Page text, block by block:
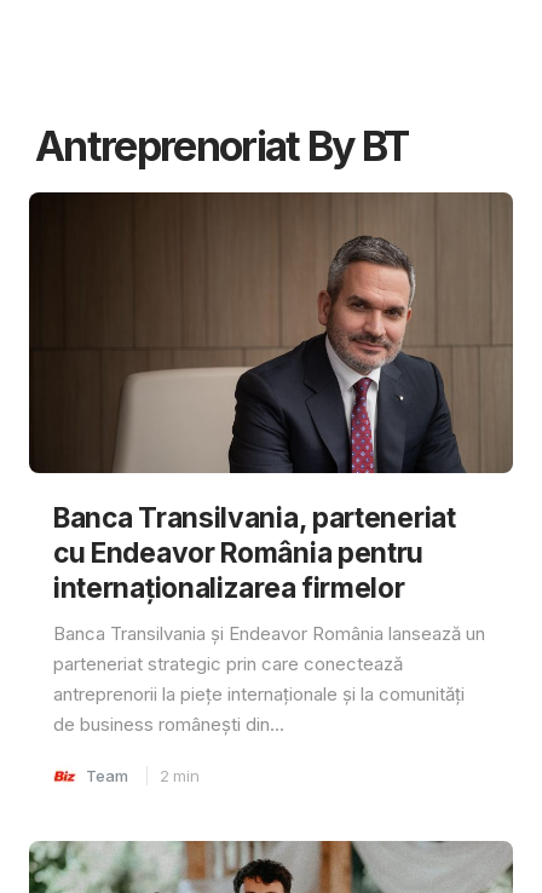
Antreprenoriat By BT
Banca Transilvania, parteneriat
cu Endeavor România pentru
internaționalizarea firmelor
Banca Transilvania și Endeavor România lansează un
parteneriat strategic prin care conectează
antreprenorii la piețe internaționale și la comunități
de business românești din...
Team 2 min